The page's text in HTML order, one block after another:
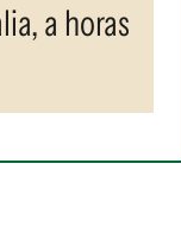
a horas